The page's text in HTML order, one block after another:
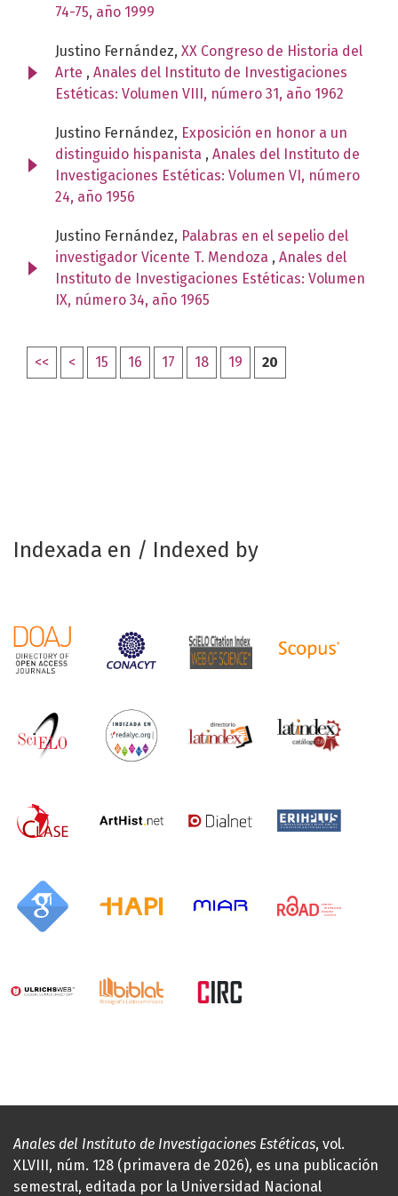
74-75, año 1999
Justino Fernández, XX Congreso de Historia del
Arte , Anales del Instituto de Investigaciones
Estéticas: Volumen VIII, número 31, año 1962
Justino Fernández, Exposición en honor a un
distinguido hispanista , Anales del Instituto de
Investigaciones Estéticas: Volumen VI, número
24, año 1956
Justino Fernández, Palabras en el sepelio del
investigador Vicente T. Mendoza , Anales del
Instituto de Investigaciones Estéticas: Volumen
IX, número 34, año 1965
<< < 15 16 17 18 19 20
Indexada en / Indexed by
Anales del Instituto de Investigaciones Estéticas, vol.
XLVIII, núm. 128 (primavera de 2026), es una publicación
semestral, editada por la Universidad Nacional